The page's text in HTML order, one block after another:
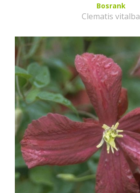
Bosrank
Clematis vitalba